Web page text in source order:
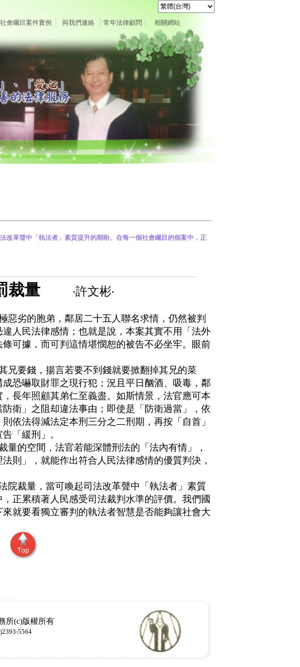
社會矚目案件實例 與我們連絡 常年法律顧問 相關網站
改革聲中「執法者」素質提升的期盼。在每一個社會矚目的個案中，正
裁量 ‧許文彬‧
惡劣的胞弟，鄰居二十五人聯名求情，仍然被判
人民法律感情；也就是說，本案其實不用「法外
可據，而可判這情堪憫恕的被告不必坐牢。眼前
兄要錢，揚言若要不到錢就要掀翻掉其兄的菜
恐嚇取財罪之現行犯；況且平日酗酒、吸毒，鄰
長年照顧其弟仁至義盡。如斯情景，法官應可本
衛」之阻却違法事由；即使是「防衛過當」，依
依法得減法定本刑三分之二刑期，再按「自首」
「緩刑」。
量的空間，法官若能深體刑法的「法內有情」，
則」，就能作出符合人民法律感情的優質判決，
院裁量，當可喚起司法改革聲中「執法者」素質
正累積著人民感受司法裁判水準的評價。我們國
就要看獨立審判的執法者智慧是否能夠讓社會大
所(c)版權所有
5564